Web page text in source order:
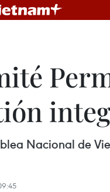
Nacional de